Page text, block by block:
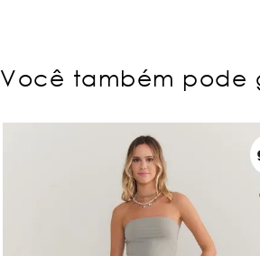
Você também pode